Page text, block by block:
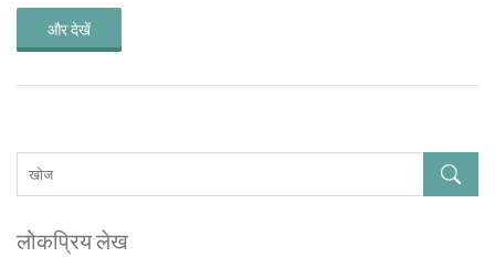
और देखें
लोकप्रिय लेख